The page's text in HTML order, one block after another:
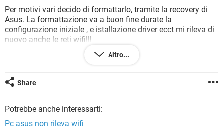
TIKTOK FACEBOOK
HARDWARE
Per motivi vari decido di formattarlo, tramite la recovery di
Asus. La formattazione va a buon fine durate la
configurazione iniziale , e istallazione driver ecct mi rileva di
nuovo anche le reti wifi!!!
La gioia dura poco, al termine delle istallazioni varie ,
medesimo problema , nuovamente non mi trova le reti Wi-Fi !
Altro...
Share
Potrebbe anche interessarti:
Pc asus non rileva wifi